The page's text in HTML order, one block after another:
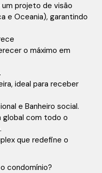
projeto de visão
e Oceania), garantindo
o máximo em
ideal para receber
e Banheiro social.
global com todo o
que redefine o
condomínio?